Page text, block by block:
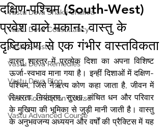
Vastu Deva Shakti Chaikra
Vastu Deva Consultancy
Vastu Shastra
Vastu Deva Remedies
Vastu Deva Blog
Vastu Foundation Course
Vastu Advanced Course
दक्षिण-पश्चिम (South-West)
प्रवेश वाले मकान: वास्तु के
दृष्टिकोण से एक गंभीर वास्तविकता
वास्तु शास्त्र में प्रत्येक दिशा का अपना विशिष्ट
ऊर्जा-स्वभाव माना गया है। इन्हीं दिशाओं में दक्षिण-
पश्चिम, जिसे नैऋत्य कोण कहा जाता है, जीवन में
स्थिरता, नियंत्रण, सुरक्षा, संचित धन और परिवार
के मुखिया की भूमिका से जुड़ी मानी जाती है। वास्तु
के अनुभवजन्य अध्ययन और वर्षों की प्रैक्टिस में यह